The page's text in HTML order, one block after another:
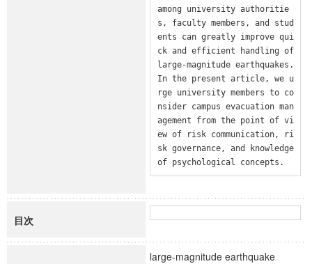
among university authoritie
s, faculty members, and stud
ents can greatly improve qui
ck and efficient handling of
large-magnitude earthquakes.
In the present article, we u
rge university members to co
nsider campus evacuation man
agement from the point of vi
ew of risk communication, ri
sk governance, and knowledge
of psychological concepts.
目次
large-magnitude earthquake